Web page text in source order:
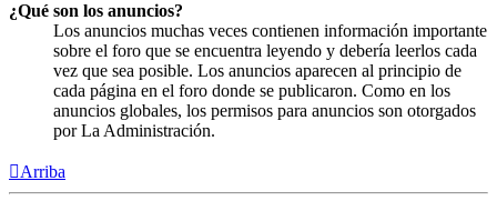
¿Qué son los anuncios?
Los anuncios muchas veces contienen información importante
sobre el foro que se encuentra leyendo y debería leerlos cada
vez que sea posible. Los anuncios aparecen al principio de
cada página en el foro donde se publicaron. Como en los
anuncios globales, los permisos para anuncios son otorgados
por La Administración.
Arriba